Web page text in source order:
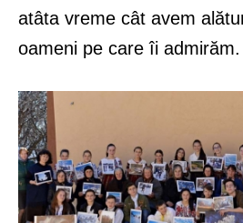
atâta vreme cât avem
oameni pe care îi admirăm.